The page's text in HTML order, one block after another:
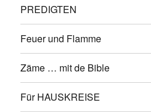
PREDIGTEN
Feuer und Flamme
Zäme … mit de Bible
Für HAUSKREISE